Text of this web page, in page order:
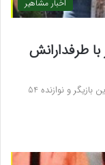
اخبار مشاهیر
با طرفدارانش
جنیفر لوپز در حال لذت بردن از بستنی شیرین است. این بازیگر و نوازنده 54